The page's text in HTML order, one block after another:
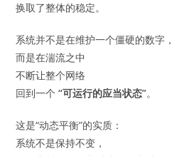
换取了整体的稳定。
系统并不是在维护一个僵硬的数字，
而是在湍流之中
不断让整个网络
回到一个“可运行的应当状态”。
这是“动态平衡”的实质：
系统不是保持不变，